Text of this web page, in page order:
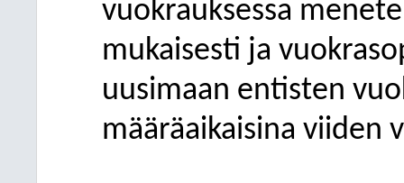
vuokrauksessa
mukaisesti ja
uusimaan entisten
määräaikaisina viiden